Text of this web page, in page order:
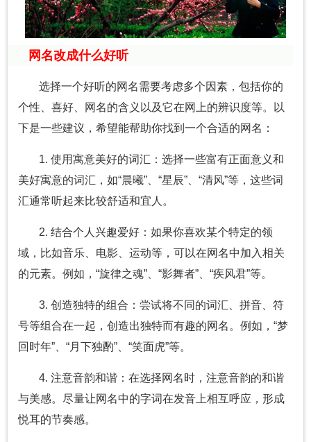
网名改成什么好听
选择一个好听的网名需要考虑多个因素，包括你的
个性、喜好、网名的含义以及它在网上的辨识度等。以
下是一些建议，希望能帮助你找到一个合适的网名：
1. 使用寓意美好的词汇：选择一些富有正面意义和
美好寓意的词汇，如“晨曦”、“星辰”、“清风”等，这些词
汇通常听起来比较舒适和宜人。
2. 结合个人兴趣爱好：如果你喜欢某个特定的领
域，比如音乐、电影、运动等，可以在网名中加入相关
的元素。例如，“旋律之魂”、“影舞者”、“疾风君”等。
3. 创造独特的组合：尝试将不同的词汇、拼音、符
号等组合在一起，创造出独特而有趣的网名。例如，“梦
回时年”、“月下独酌”、“笑面虎”等。
4. 注意音韵和谐：在选择网名时，注意音韵的和谐
与美感。尽量让网名中的字词在发音上相互呼应，形成
悦耳的节奏感。